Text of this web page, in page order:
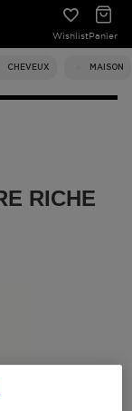
WishlistPanier
CHEVEUX MAISON
RICHE